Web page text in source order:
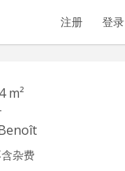
注册 登录
m²
杂费